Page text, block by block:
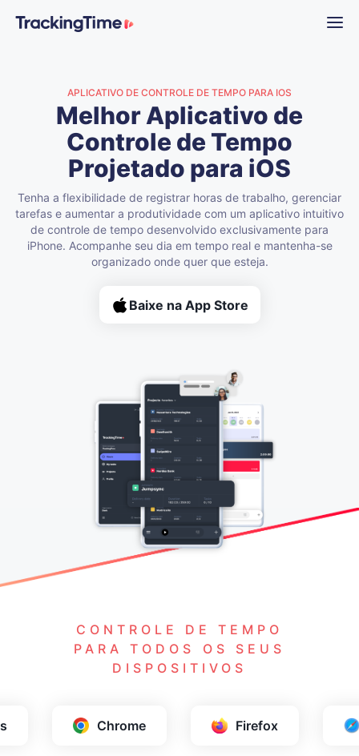
APLICATIVO DE CONTROLE DE TEMPO PARA IOS
Melhor Aplicativo de
Controle de Tempo
Projetado para iOS
Tenha a flexibilidade de registrar horas de trabalho, gerenciar
tarefas e aumentar a produtividade com um aplicativo intuitivo
de controle de tempo desenvolvido exclusivamente para
iPhone. Acompanhe seu dia em tempo real e mantenha-se
organizado onde quer que esteja.
Baixe na App Store
CONTROLE DE TEMPO
PARA TODOS OS SEUS
DISPOSITIVOS
Chrome Firefox